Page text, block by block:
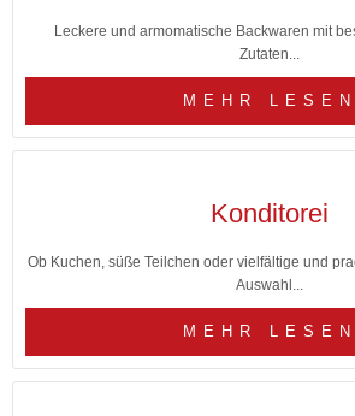
Leckere und armomatische Backwaren mit
Zutaten...
MEHR LESEN
Konditorei
Ob Kuchen, süße Teilchen oder vielfältige und
Auswahl...
MEHR LESEN